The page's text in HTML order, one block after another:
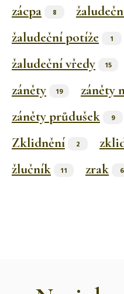
zácpa 8
žaludeční potíže 1
žaludeční vředy 15
záněty 19 záněty
záněty průdušek 9
Zklidnění 2
žlučník 11 zrak 6